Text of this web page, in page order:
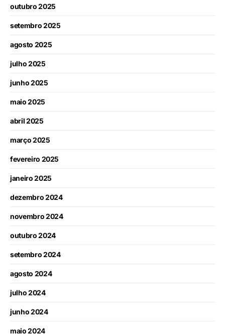
outubro 2025
setembro 2025
agosto 2025
julho 2025
junho 2025
maio 2025
abril 2025
março 2025
fevereiro 2025
janeiro 2025
dezembro 2024
novembro 2024
outubro 2024
setembro 2024
agosto 2024
julho 2024
junho 2024
maio 2024